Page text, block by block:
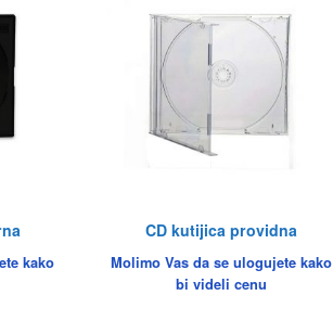
kako
CD kutijica providna
Molimo Vas da se ulogujete kako
bi videli cenu